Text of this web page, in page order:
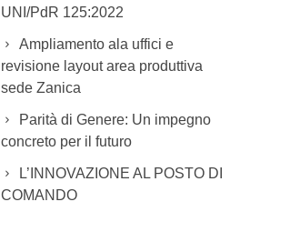
UNI/PdR 125:2022
Ampliamento ala uffici e
revisione layout area produttiva
sede Zanica
Parità di Genere: Un impegno
concreto per il futuro
L’INNOVAZIONE AL POSTO DI
COMANDO